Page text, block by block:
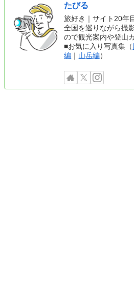
たびる
旅好き｜サイト20年
全国を巡りながら撮
ので観光案内や登山
■お気に入り写真集（
編 ｜ 山岳編）